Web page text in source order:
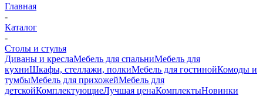
Главная
-
Каталог
-
Столы и стулья
Диваны и креслаМебель для спальниМебель для
кухниШкафы, стеллажи, полкиМебель для гостинойКомоды и
тумбыМебель для прихожейМебель для
детскойКомплектующиеЛучшая ценаКомплектыНовинки